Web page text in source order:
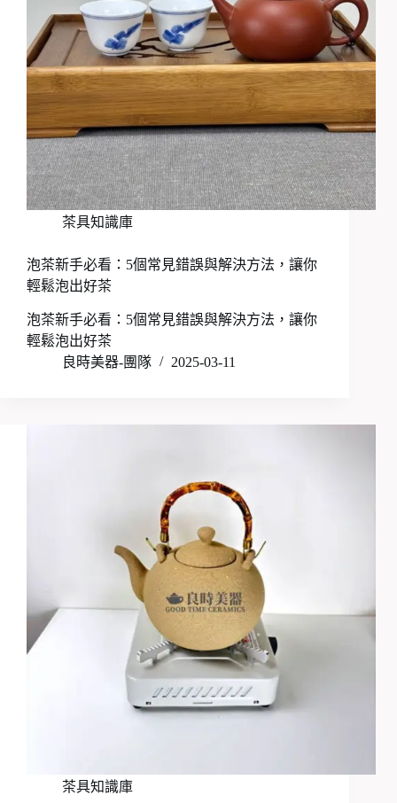
茶具知識庫
泡茶新手必看：5個常見錯誤與解決方法，讓你
輕鬆泡出好茶
泡茶新手必看：5個常見錯誤與解決方法，讓你
輕鬆泡出好茶
良時美器-團隊
2025-03-11
茶具知識庫